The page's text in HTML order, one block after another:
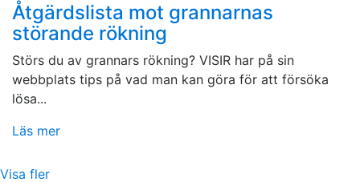
Åtgärdslista mot grannarnas
störande rökning
Störs du av grannars rökning? VISIR har på sin
webbplats tips på vad man kan göra för att försöka
lösa...
Läs mer
Visa fler